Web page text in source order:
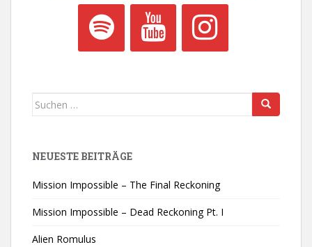
Suchen
NEUESTE BEITRÄGE
Mission Impossible – The Final Reckoning
Mission Impossible – Dead Reckoning Pt. I
Alien Romulus